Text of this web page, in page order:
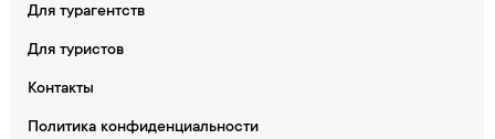
Для турагентств
Для туристов
Контакты
Политика конфиденциальности